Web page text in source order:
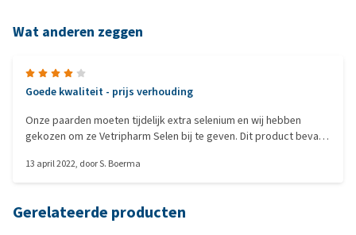
Wat anderen zeggen
Goede kwaliteit - prijs verhouding
Onze paarden moeten tijdelijk extra selenium en wij hebben
gekozen om ze Vetripharm Selen bij te geven. Dit product bevat
niet duurder is. Het zijn kleine brokjes, daardoor makkelijk te
13 april 2022, doorS. Boerma
Gerelateerde producten